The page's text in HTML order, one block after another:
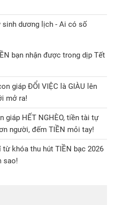
sinh dương lịch - Ai có số
bạn nhận được trong dịp Tết
giáp ĐỔI VIỆC là GIÀU lên
mở ra!
giáp HẾT NGHÈO, tiền tài tự
người, đếm TIỀN mỏi tay!
khóa thu hút TIỀN bạc 2026
sao!